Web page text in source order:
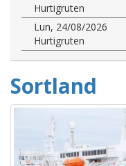
Hurtigruten
Lun, 24/08/2026
Hurtigruten
Sortland